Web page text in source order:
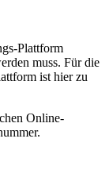
Plattform
muss. Für die
ist hier zu
Online-